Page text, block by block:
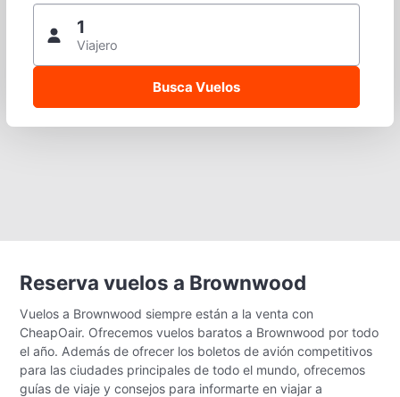
1
Viajero
Reserva vuelos a Brownwood
Vuelos a Brownwood siempre están a la venta con
CheapOair. Ofrecemos vuelos baratos a Brownwood por todo
el año. Además de ofrecer los boletos de avión competitivos
para las ciudades principales de todo el mundo, ofrecemos
guías de viaje y consejos para informarte en viajar a